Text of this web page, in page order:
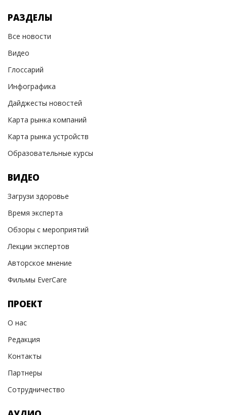
РАЗДЕЛЫ
Все новости
Видео
Глоссарий
Инфографика
Дайджесты новостей
Карта рынка компаний
Карта рынка устройств
Образовательные курсы
ВИДЕО
Загрузи здоровье
Время эксперта
Обзоры с мероприятий
Лекции экспертов
Авторское мнение
Фильмы EverCare
ПРОЕКТ
О нас
Редакция
Контакты
Партнеры
Сотрудничество